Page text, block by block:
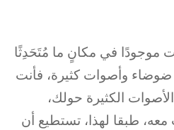
موجودًا في مكانٍ ما مُتَحَدِثًا
وأصوات كثيرة، فأنت
الكثيرة حولك،
طبقا لهذا، تستطيع أن